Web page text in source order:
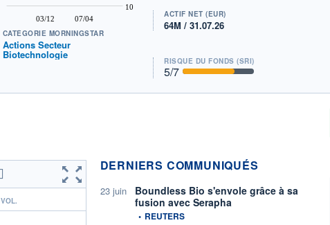
03/12 07/04
10
CATÉGORIE MORNINGSTAR
Actions Secteur
Biotechnologie
ACTIF NET (EUR)
64M / 31.07.26
RISQUE DU FONDS (SRI)
5/7
VOL.
DERNIERS COMMUNIQUÉS
23 juin
Boundless Bio s'envole grâce à sa
fusion avec Serapha
information fournie par
• REUTERS